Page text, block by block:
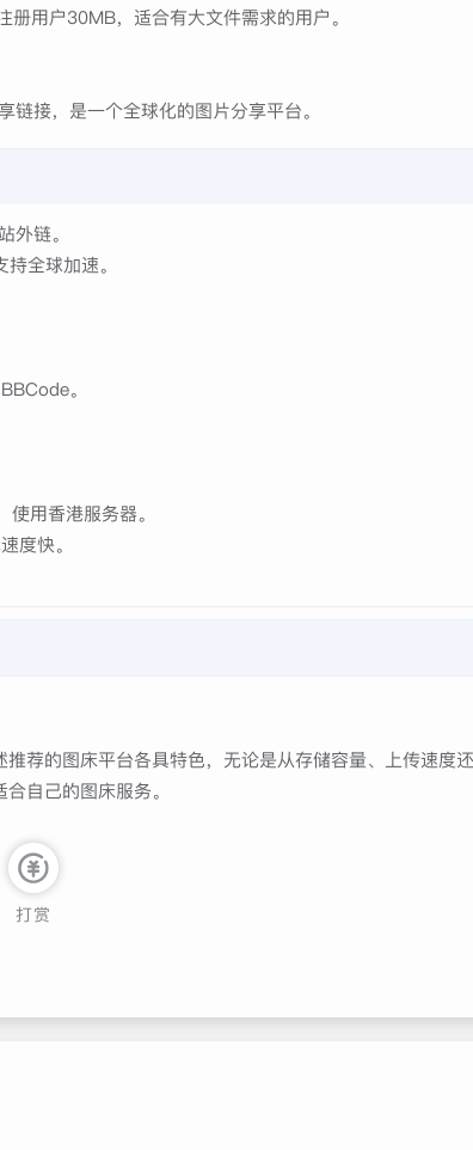
用户30MB，适合有大文件需求的用户。
接，是一个全球化的图片分享平台。
外链。
全球加速。
。
用香港服务器。
度快。
荐的图床平台各具特色，无论是从存储容量、上传速度
自己的图床服务。
打赏